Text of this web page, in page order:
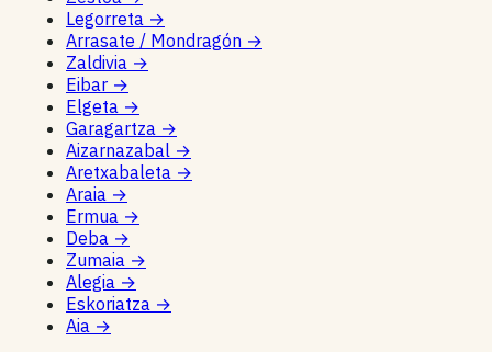
Legorreta →
Arrasate / Mondragón →
Zaldivia →
Eibar →
Elgeta →
Garagartza →
Aizarnazabal →
Aretxabaleta →
Araia →
Ermua →
Deba →
Zumaia →
Alegia →
Eskoriatza →
Aia →